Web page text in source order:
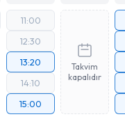
11:00
12:30
13:20
14:10
15:00
Takvim
kapalıdır